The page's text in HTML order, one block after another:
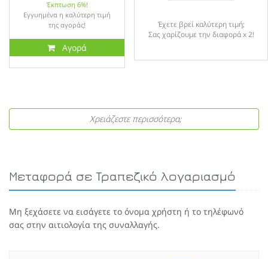
Έκπτωση 6%!
Εγγυημένα η καλύτερη τιμή
της αγοράς!
Αγορά
Έχετε βρεί καλύτερη τιμή;
Σας χαρίζουμε την διαφορά x 2!
Χρειάζεστε περισσότερα;
Μεταφορά σε Τραπεζικό λογαριασμό
Μη ξεχάσετε να εισάγετε το όνομα χρήστη ή το τηλέφωνό
σας στην αιτιολογία της συναλλαγής.